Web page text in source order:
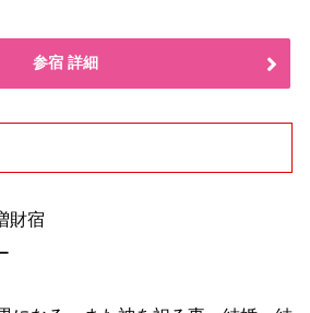
参宿 詳細
財宿